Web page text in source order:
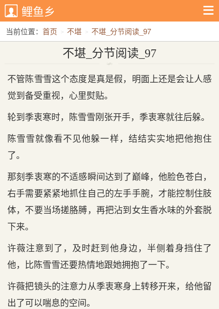
鲤鱼乡
当前位置： 首页 不堪 不堪_分节阅读_97
不堪_分节阅读_97
不管陈雪雪这个态度是真是假，明面上还是会让人感
觉到备受重视，心里熨贴。
轮到季衷寒时，陈雪雪刚张开手，季衷寒就往后躲。
陈雪雪就像看不见他躲一样，结结实实地把他抱住
了。
那刻季衷寒的不适感瞬间达到了巅峰，他脸色苍白，
右手需要紧紧地抓住自己的左手手腕，才能控制住肢
体，不要当场搓胳膊，再把沾到女生香水味的外套脱
下来。
许薇注意到了，及时赶到他身边，半侧着身挡住了
他，比陈雪雪还要热情地跟她拥抱了一下。
许薇把镜头的注意力从季衷寒身上转移开来，给他留
出了可以喘息的空间。